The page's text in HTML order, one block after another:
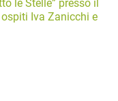
le Stelle” presso il
Iva Zanicchi e